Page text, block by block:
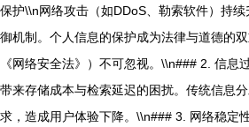
保护\\n网络攻击（如DDoS、勒索软件）持
御机制。个人信息的保护成为法律与道德的
《网络安全法》）不可忽视。\\n### 2. 信息
带来存储成本与检索延迟的困扰。传统信息
求，造成用户体验下降。\\n### 3. 网络稳定